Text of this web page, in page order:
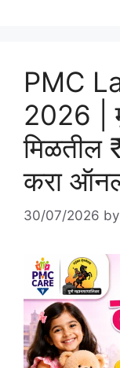
PMC
2026 |
करा
30/07/2026 by